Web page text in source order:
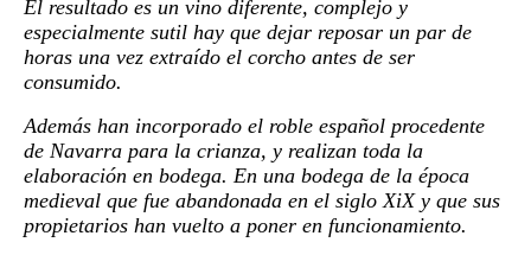
El resultado es un vino diferente, complejo y
especialmente sutil hay que dejar reposar un par de
horas una vez extraído el corcho antes de ser
consumido.
Además han incorporado el roble español procedente
de Navarra para la crianza, y realizan toda la
elaboración en bodega. En una bodega de la época
medieval que fue abandonada en el siglo XiX y que sus
propietarios han vuelto a poner en funcionamiento.